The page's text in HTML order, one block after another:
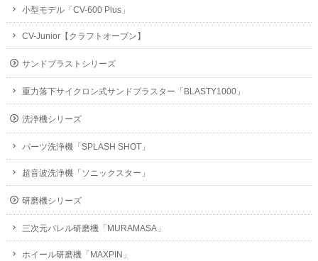
小型モデル「CV-600 Plus」
CV-Junior【クラフトオーブン】
サンドブラストシリーズ
重力落下サイクロン式サンドブラスター「BLASTY1000」
洗浄機シリーズ
パーツ洗浄機「SPLASH SHOT」
超音波洗浄機「ソニックスター」
研磨機シリーズ
三次元バレル研磨機「MURAMASA」
ホイール研磨機「MAXPIN」